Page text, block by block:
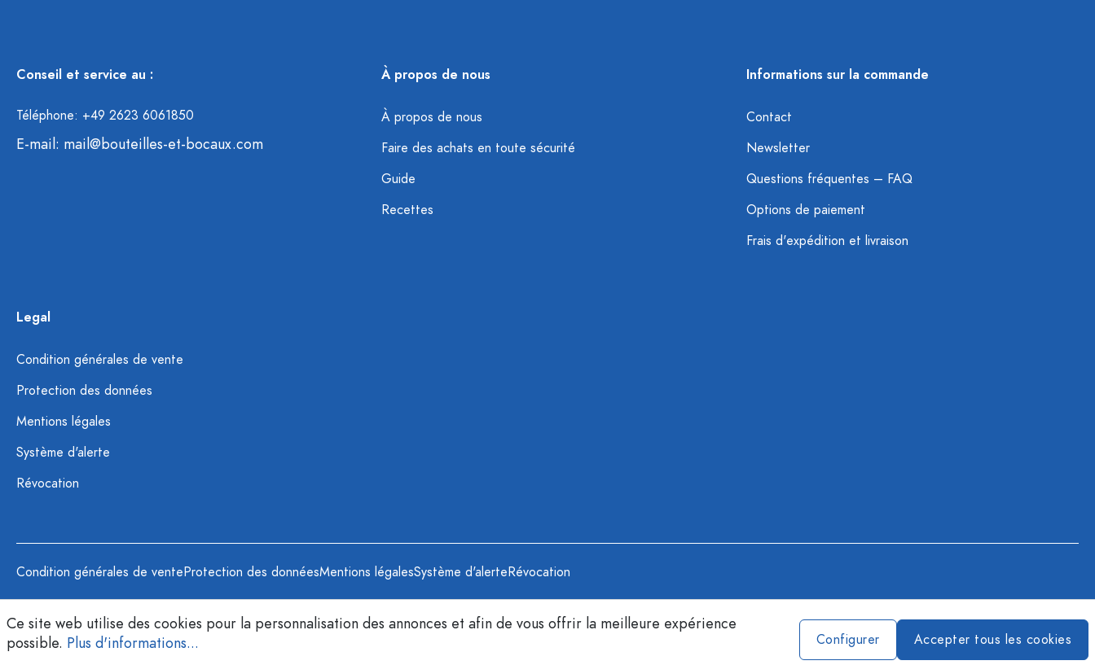
Conseil et service au :
Téléphone: +49 2623 6061850
E-mail: mail@bouteilles-et-bocaux.com
À propos de nous
À propos de nous
Faire des achats en toute sécurité
Guide
Recettes
Informations sur la commande
Contact
Newsletter
Questions fréquentes – FAQ
Options de paiement
Frais d'expédition et livraison
Legal
Condition générales de vente
Protection des données
Mentions légales
Système d'alerte
Révocation
Condition générales de venteProtection des donnéesMentions légalesSystème d'alerteRévocation
Ce site web utilise des cookies pour la personnalisation des annonces et afin de vous offrir la meilleure expérience
possible. Plus d'informations... Configurer Accepter tous les cookies